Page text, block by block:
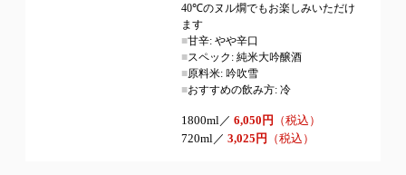
40℃のヌル燗でもお楽しみいただけ
ます
■甘辛: やや辛口
■スペック: 純米大吟醸酒
■原料米: 吟吹雪
■おすすめの飲み方: 冷
1800ml／ 6,050円 （税込）
720ml／ 3,025円 （税込）